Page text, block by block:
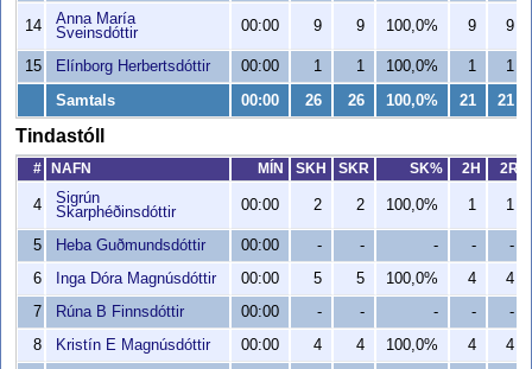
14
Anna María
Sveinsdóttir
00:00 9 9 100,0% 9 9
15 Elínborg Herbertsdóttir 00:00 1 1 100,0% 1 1
Samtals 00:00 26 26 100,0% 21 21
Tindastóll
# NAFN MÍN SKH SKR SK% 2H 2R
4
Sigrún
Skarphéðinsdóttir
00:00 2 2 100,0% 1 1
5 Heba Guðmundsdóttir 00:00 - - - -
-
6
Inga Dóra Magnúsdóttir 00:00 5 5 100,0% 4
4
7
Rúna B Finnsdóttir 00:00 - - - -
-
8
Kristín E Magnúsdóttir 00:00 4 4 100,0% 4 4